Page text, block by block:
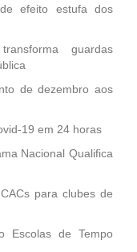
efeito estufa dos
guardas
de dezembro aos
19 em 24 horas
Nacional Qualifica
para clubes de
Escolas de Tempo